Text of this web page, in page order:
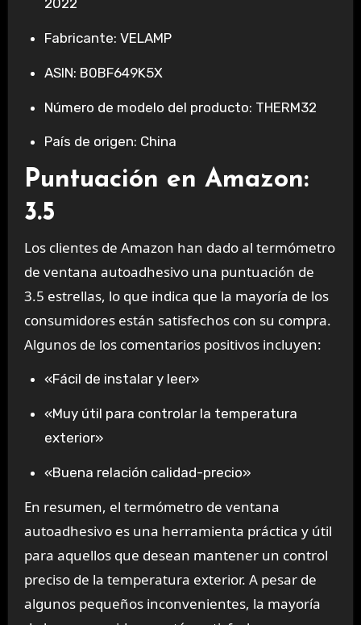
2022
Fabricante: VELAMP
ASIN: B0BF649K5X
Número de modelo del producto: THERM32
País de origen: China
Puntuación en Amazon:
3.5
Los clientes de Amazon han dado al termómetro
de ventana autoadhesivo una puntuación de
3.5 estrellas, lo que indica que la mayoría de los
consumidores están satisfechos con su compra.
Algunos de los comentarios positivos incluyen:
«Fácil de instalar y leer»
«Muy útil para controlar la temperatura
exterior»
«Buena relación calidad-precio»
En resumen, el termómetro de ventana
autoadhesivo es una herramienta práctica y útil
para aquellos que desean mantener un control
preciso de la temperatura exterior. A pesar de
algunos pequeños inconvenientes, la mayoría